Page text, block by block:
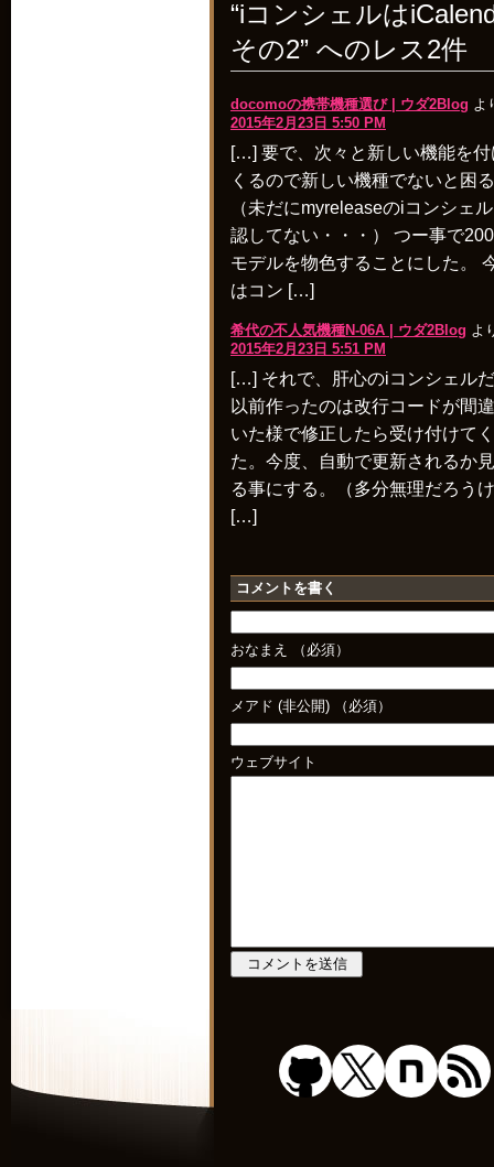
“iコンシェルは
その2” へのレス2件
docomoの携帯機種選び | ウダ2Blog よ
2015年2月23日 5:50 PM
[…] 要で、次々と新しい機能を付
くるので新しい機種でないと困
（未だにmyreleaseのiコンシェ
認してない・・・） つー事で
モデルを物色することにした。
はコン […]
希代の不人気機種N-06A | ウダ2Blog よ
2015年2月23日 5:51 PM
[…] それで、肝心のiコンシェル
以前作ったのは改行コードが間
いた様で修正したら受け付けて
た。今度、自動で更新されるか
る事にする。（多分無理だろう
[…]
コメントを書く
おなまえ （必須）
メアド (非公開) （必須）
ウェブサイト